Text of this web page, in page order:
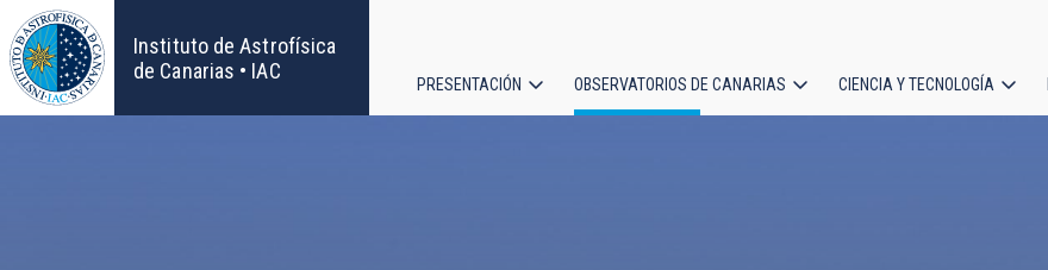
Pasar
al
contenido
principal
Instituto de Astrofísica
de Canarias • IAC
Navegación
PRESENTACIÓN OBSERVATORIOS DE CANARIAS CIENCIA Y TECNOLOGÍA